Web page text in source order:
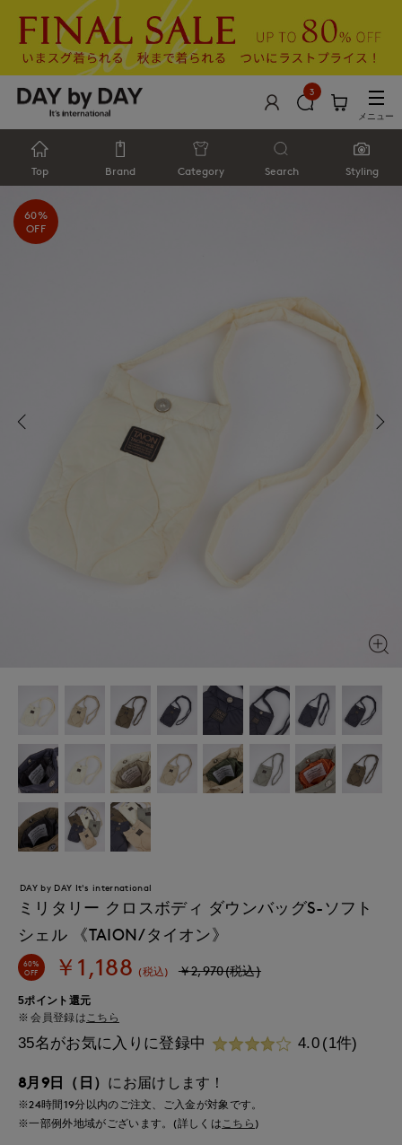
3
メニュー
Top Brand Category Search Styling
60%
OFF
DAY by DAY It's international
ミリタリー クロスボディ ダウンバッグS-ソフト
シェル 《TAION/タイオン》
60%
OFF
￥1,188 (税込) ￥2,970(税込)
5ポイント還元
会員登録は こちら
35名がお気に入りに登録中 4.0 (1件)
8月9日（日） にお届けします！
※24時間19分以内のご注文、ご入金が対象です。
※一部例外地域がございます。(詳しくはこちら )